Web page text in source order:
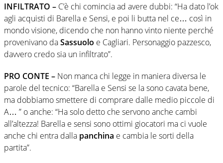
INFILTRATO – C’è chi comincia ad avere dubbi: “Ha dato l’ok
agli acquisti di Barella e Sensi, e poi li butta nel ce… così in
mondo visione, dicendo che non hanno vinto niente perché
provenivano daSassuolo e Cagliari. Personaggio pazzesco,
davvero credo sia un infiltrato”.
PRO CONTE – Non manca chi legge in maniera diversa le
parole del tecnico: “Barella e Sensi se la sono cavata bene,
ma dobbiamo smettere di comprare dalle medio piccole di
A… ” o anche: “Ha solo detto che servono anche cambi
all’altezza! Barella e sensi sono ottimi giocatori ma ci vuole
anche chi entra dalla panchina e cambia le sorti della
partita”.